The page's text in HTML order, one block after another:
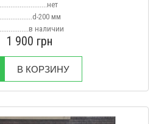
200 мм
в наличии
1 900 грн
В КОРЗИНУ